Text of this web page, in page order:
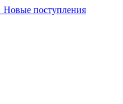
Новые поступления